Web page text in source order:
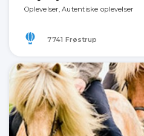
Oplevelser, Autentiske oplevelser
7741 Frøstrup